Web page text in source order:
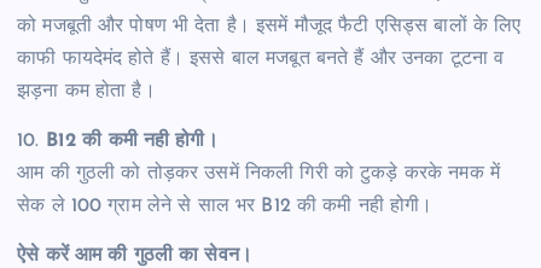
को मजबूती और पोषण भी देता है। इसमें मौजूद फैटी एसिड्स बालों के लिए
काफी फायदेमंद होते हैं। इससे बाल मजबूत बनते हैं और उनका टूटना व
झड़ना कम होता है।
10. B12 की कमी नही होगी।
आम की गुठली को तोड़कर उसमें निकली गिरी को टुकड़े करके नमक में
सेक ले 100 ग्राम लेने से साल भर B12 की कमी नही होगी।
ऐसे करें आम की गुठली का सेवन।